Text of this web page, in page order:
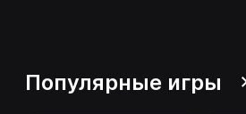
Популярные игры